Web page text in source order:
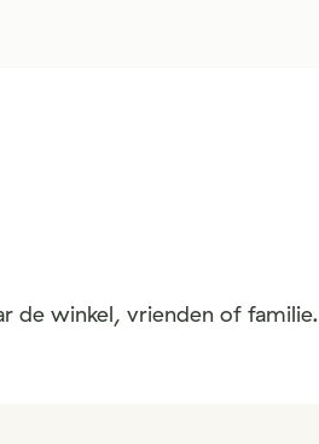
de winkel, vrienden of familie.